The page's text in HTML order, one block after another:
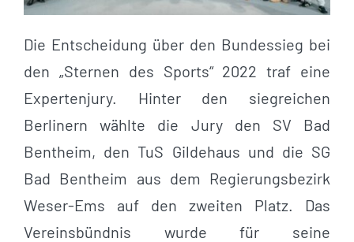
Die Entscheidung über den Bundessieg bei
den „Sternen des Sports“ 2022 traf eine
Expertenjury. Hinter den siegreichen
Berlinern wählte die Jury den SV Bad
Bentheim, den TuS Gildehaus und die SG
Bad Bentheim aus dem Regierungsbezirk
Weser-Ems auf den zweiten Platz. Das
Vereinsbündnis wurde für seine